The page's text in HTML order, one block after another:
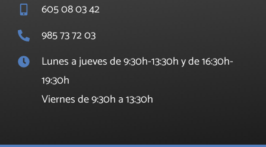
605 08 03 42
985 73 72 03
Lunes a jueves de 9:30h-13:30h y de 16:30h-
19:30h
Viernes de 9:30h a 13:30h